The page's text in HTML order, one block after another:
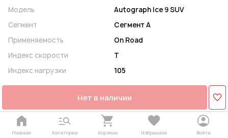
Модель
Autograph Ice 9 SUV
Сегмент
Сегмент A
Применяемость
On Road
Индекс скорости
T
Индекс нагрузки
105
Нет в наличии
Главная Категории Корзина Избранное Войти